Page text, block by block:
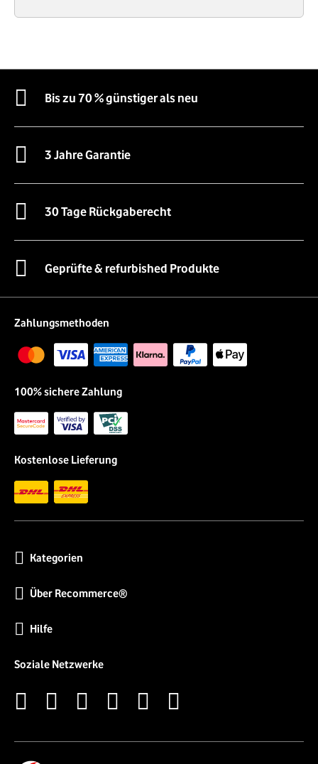
Bis zu 70 % günstiger als neu
3 Jahre Garantie
30 Tage Rückgaberecht
Geprüfte & refurbished Produkte
Zahlungsmethoden
100% sichere Zahlung
Kostenlose Lieferung
Kategorien
Über Recommerce®
Hilfe
Soziale Netzwerke